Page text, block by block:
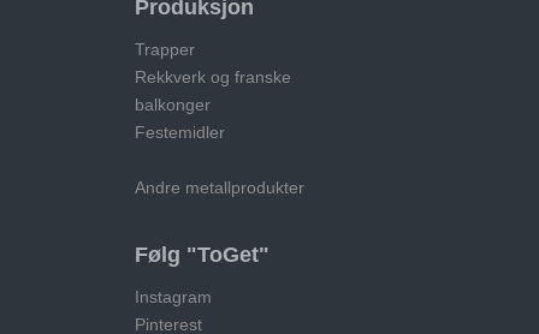
Produksjon
Trapper
Rekkverk og franske
balkonger
Festemidler
Andre metallprodukter
Følg "ToGet"
Instagram
Pinterest